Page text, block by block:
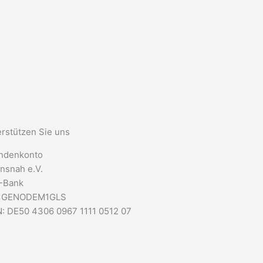
Sie uns
e.V.
Bank
DE50 4306 0967 1111 0512 07